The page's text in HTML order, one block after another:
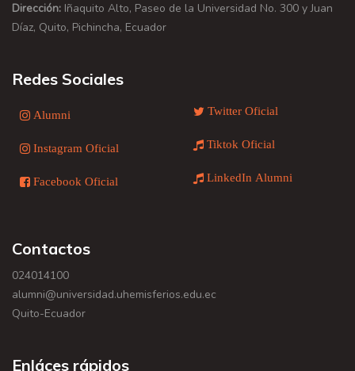
Dirección: Iñaquito Alto, Paseo de la Universidad No. 300 y Juan
Díaz, Quito, Pichincha, Ecuador
Redes Sociales
Alumni
Instagram Oficial
Facebook Oficial
Twitter Oficial
Tiktok Oficial
LinkedIn Alumni
Contactos
024014100
alumni@universidad.uhemisferios.edu.ec
Quito-Ecuador
Enláces rápidos